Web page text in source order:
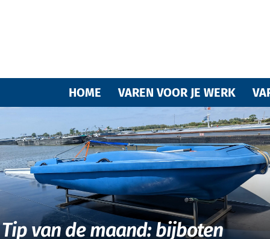
Varende
vrienden
van
HOME VAREN VOOR JE WERK
Tip van de maand: bijboten